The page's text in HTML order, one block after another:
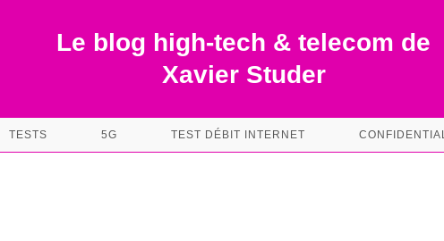
Le blog high-tech & telecom de
Xavier Studer
TESTS 5G TEST DÉBIT INTERNET